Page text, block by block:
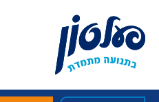
דלג לסרגל הניווט
דלג לתפריט ציוד
אודות החברה
דלג לסוף העמוד